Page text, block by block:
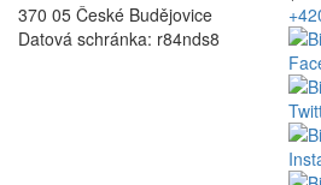
370 05 České Budějovice
Datová schránka: r84nds8